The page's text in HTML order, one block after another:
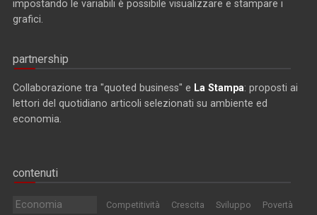
impostando le variabili è possibile visualizzare e stampare i
grafici.
partnership
Collaborazione tra "quoted business" e La Stampa: proposti ai
lettori del quotidiano articoli selezionati su ambiente ed
economia.
contenuti
Economia Competitività Crescita Sviluppo Povertà